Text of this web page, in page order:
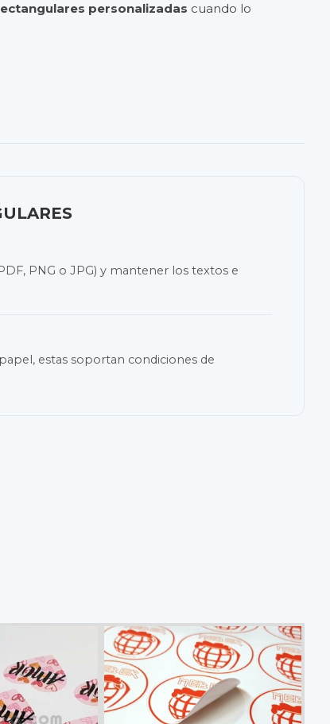
personalizadas cuando lo
PNG o JPG) y mantener los textos e
estas soportan condiciones de